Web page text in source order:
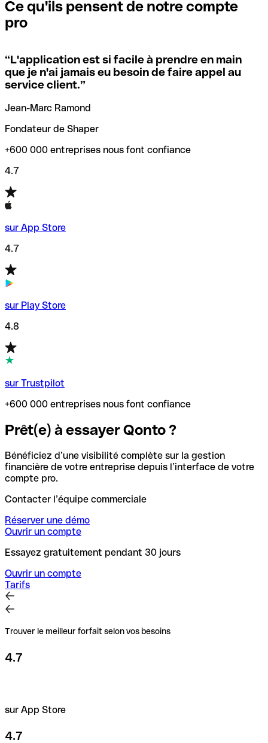
signifie que vous avez le code de l'une des succursales
locales.
Si vous n'êtes pas sûr du code SWIFT que vous devriez
utiliser, nous avons développé un outil de recherche de
codes SWIFT par nom de banque.
vérification/recherche de codes SWIFT. Ainsi, vous pouvez
trouver et vérifier vos codes SWIFT avant de réaliser vos
transferts d’argent.
Ce qu'ils pensent de notre compte
pro
“L'application est si facile à prendre en main
que je n'ai jamais eu besoin de faire appel au
service client.”
Jean-Marc Ramond
Fondateur de Shaper
+600 000 entreprises nous font confiance
4.7
sur App Store
4.7
sur Play Store
4.8
sur Trustpilot
+600 000 entreprises nous font confiance
Prêt(e) à essayer Qonto ?
Bénéficiez d’une visibilité complète sur la gestion
financière de votre entreprise depuis l’interface de votre
compte pro.
Contacter l’équipe commerciale
Réserver une démo
Ouvrir un compte
Essayez gratuitement pendant 30 jours
Ouvrir un compte
Tarifs
Trouver le meilleur forfait selon vos besoins
4.7
sur App Store
4.7